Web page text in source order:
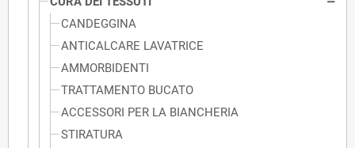
CANDEGGINA
ANTICALCARE LAVATRICE
AMMORBIDENTI
TRATTAMENTO BUCATO
ACCESSORI PER LA BIANCHERIA
STIRATURA